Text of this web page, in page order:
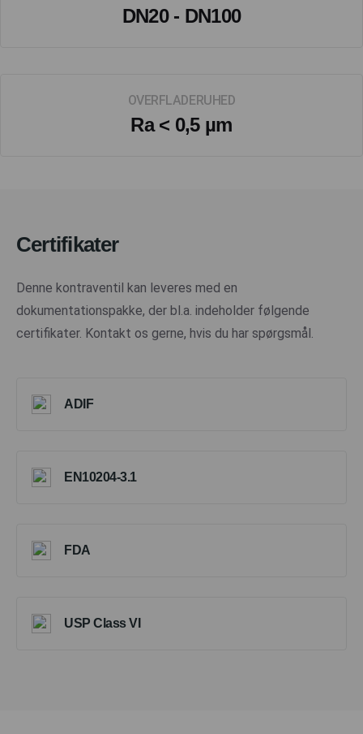
DN20 - DN100
OVERFLADERUHED
Ra < 0,5 µm
Certifikater
Denne kontraventil kan leveres med en
dokumentationspakke, der bl.a. indeholder følgende
certifikater. Kontakt os gerne, hvis du har spørgsmål.
ADIF
EN10204-3.1
FDA
USP Class VI